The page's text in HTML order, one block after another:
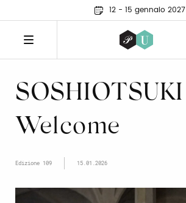
12 - 15 gennaio 2027
SOSHIOTSUKI
Welcome
Edizione 109 15.01.2026